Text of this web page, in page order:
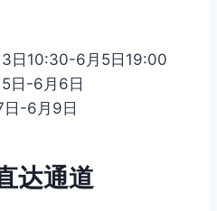
日10:30-6月5日19:00
日-6月6日
-6月9日
达通道